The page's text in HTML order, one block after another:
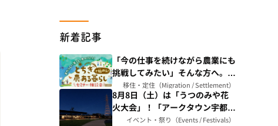
新着記事
「今の仕事を続けながら農業にも
挑戦してみたい」そんな方へ。
「農ある暮らし」セミナー開催
（東京都）
移住・定住（Migration / Settlement）
8月8日（土）は「うつのみや花
火大会」！「アークタウン宇都宮
えにし」初の夜間営業＆屋外テン
イベント・祭り（Events / Festivals）